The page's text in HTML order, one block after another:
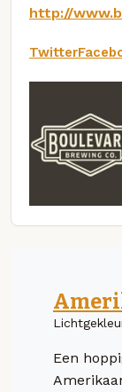
http://
Twitter
Een